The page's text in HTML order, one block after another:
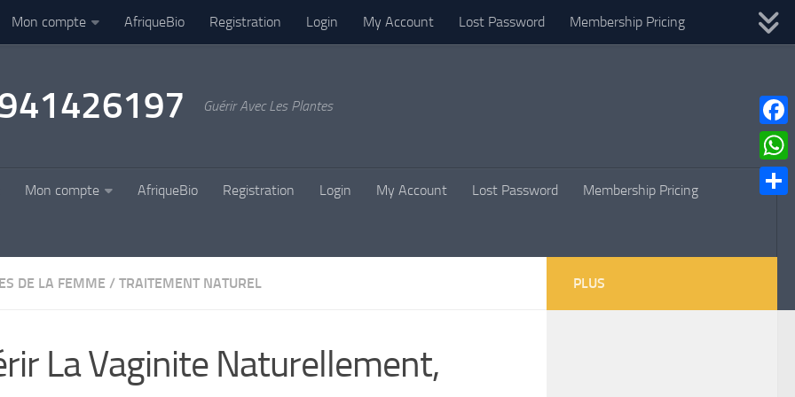
Mon compte AfriqueBio Registration Login My Account Lost Password Membership Pricing
Guérir Avec Les Plantes
Mon compte AfriqueBio Registration Login My Account Lost Password Membership Pricing
DE LA FEMME / TRAITEMENT NATUREL
La Vaginite Naturellement,
PLUS